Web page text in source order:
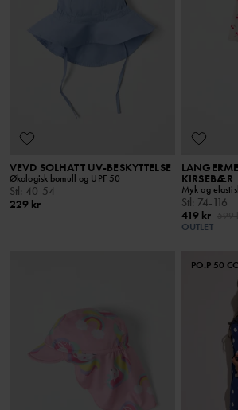
VEVD SOLHATT UV-BESKYTTELSE
Økologisk bomull og UPF 50
Stl: 40-54
229 kr
KIRSEBÆR
Myk og
Stl: 74-116
419 kr
OUTLET
PO.P 50